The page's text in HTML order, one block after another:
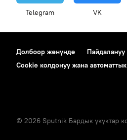
Telegram VK
Долбоор жөнүндө
Cookie колдонуу жана
© 2026 Sputnik Бардык укуктар